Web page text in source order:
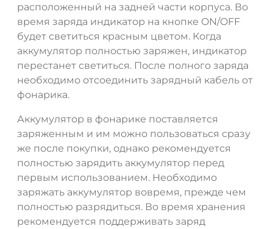
расположенный на задней части корпуса. Во
время заряда индикатор на кнопке ON/OFF
будет светиться красным цветом. Когда
аккумулятор полностью заряжен, индикатор
перестанет светиться. После полного заряда
необходимо отсоединить зарядный кабель от
фонарика.
Аккумулятор в фонарике поставляется
заряженным и им можно пользоваться сразу
же после покупки, однако рекомендуется
полностью зарядить аккумулятор перед
первым использованием. Необходимо
заряжать аккумулятор вовремя, прежде чем
полностью разрядиться. Во время хранения
рекомендуется поддерживать заряд